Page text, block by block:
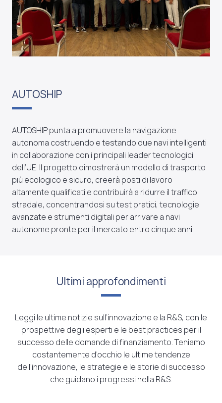
AUTOSHIP
AUTOSHIP punta a promuovere la navigazione
autonoma costruendo e testando due navi intelligenti
in collaborazione con i principali leader tecnologici
dell’UE. Il progetto dimostrerà un modello di trasporto
più ecologico e sicuro, creerà posti di lavoro
altamente qualificati e contribuirà a ridurre il traffico
stradale, concentrandosi su test pratici, tecnologie
avanzate e strumenti digitali per arrivare a navi
autonome pronte per il mercato entro cinque anni.
Ultimi approfondimenti
Leggi le ultime notizie sull’innovazione e la R&S, con le
prospettive degli esperti e le best practices per il
successo delle domande di finanziamento. Teniamo
costantemente d’occhio le ultime tendenze
dell’innovazione, le strategie e le storie di successo
che guidano i progressi nella R&S.